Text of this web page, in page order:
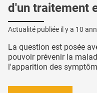
d'un traitement
Actualité publiée il y a 10
La question est posée
pouvoir prévenir la
l'apparition des